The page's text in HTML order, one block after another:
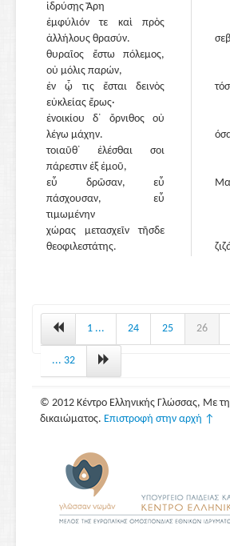
ἱδρύσῃς Ἄρη
ἐμφύλιόν τε καὶ πρὸς
ἀλλήλους θρασύν.
θυραῖος ἔστω πόλεμος,
οὐ μόλις παρών,
ἐν ᾧ τις ἔσται δεινὸς
εὐκλείας ἔρως·
ἐνοικίου δ᾽ ὄρνιθος οὐ
λέγω μάχην.
τοιαῦθ᾽ ἑλέσθαι σοι
πάρεστιν ἐξ ἐμοῦ,
εὖ δρῶσαν, εὖ
πάσχουσαν, εὖ
τιμωμένην
χώρας μετασχεῖν τῆσδε
θεοφιλεστάτης.
Μα
με
1 ... 24 25 26
... 32
© 2012 Κέντρο Ελληνικής Γλώσσας, Με
δικαιώματος. Επιστροφή στην αρχή ↑